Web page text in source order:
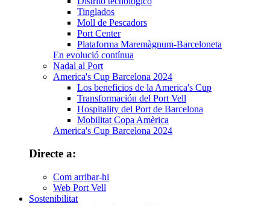
Tinglados
Moll de Pescadors
Port Center
Plataforma Maremàgnum-Barceloneta
En evolució contínua
Nadal al Port
America's Cup Barcelona 2024
Los beneficios de la America's Cup
Transformación del Port Vell
Hospitality del Port de Barcelona
Mobilitat Copa Amèrica
America's Cup Barcelona 2024
Directe a:
Com arribar-hi
Web Port Vell
Sostenibilitat